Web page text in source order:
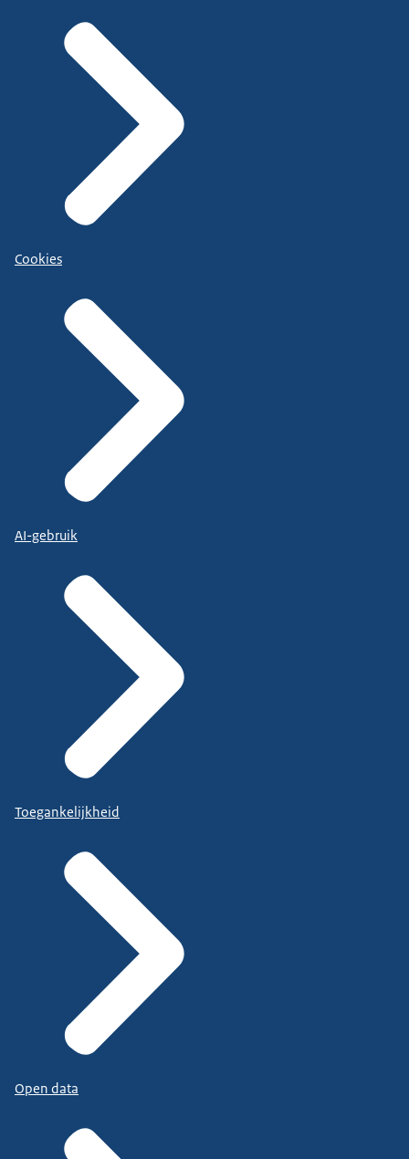
Cookies
AI-gebruik
Toegankelijkheid
Open data